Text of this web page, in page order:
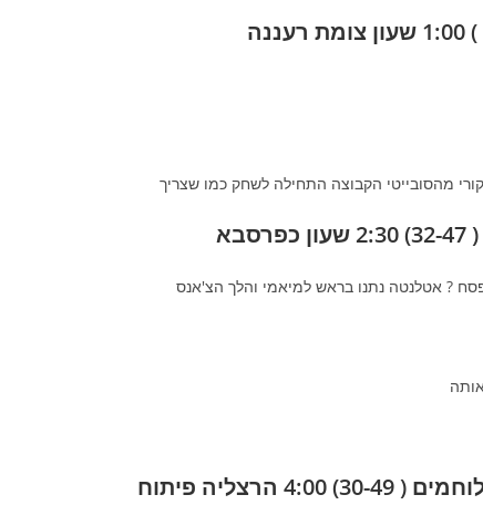
מהסובייטי הקבוצה התחילה לשחק כמו שצריך
? אטלנטה נתנו בראש למיאמי והלך הצ'אנס